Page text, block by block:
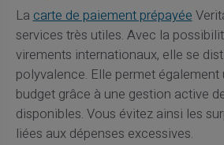
Lacarte de paiement prépayée
services très utiles. Avec la
virements internationaux, elle se
polyvalence. Elle permet également
budget grâce à une gestion active
disponibles. Vous évitez ainsi les
liées aux dépenses excessives.